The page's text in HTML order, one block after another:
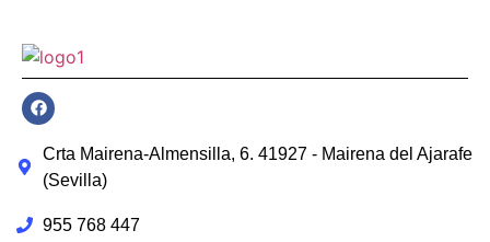
Crta Mairena-Almensilla, 6. 41927 - Mairena del Ajarafe
(Sevilla)
955 768 447